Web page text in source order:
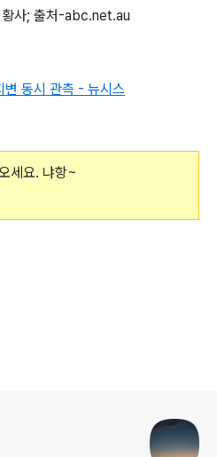
황사; 출처-abc.net.au
동시 관측 - 뉴시스
세요. 냐항~